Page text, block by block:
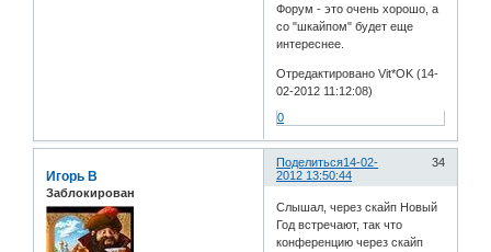
Форум - это очень хорошо, а
со "шкайпом" будет еще
интереснее.
Отредактировано Vit*OK (14-
02-2012 11:12:08)
0
Поделиться 34
14-02-
2012 13:50:44
Игорь В
Заблокирован
Слышал, через скайп Новый
Год встречают, так что
конференцию через скайп